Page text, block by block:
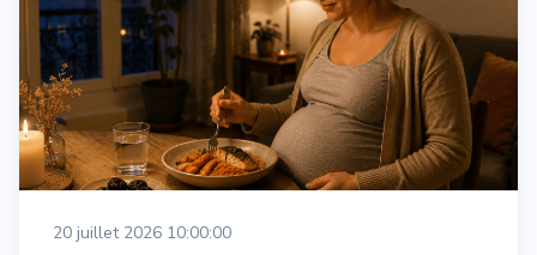
20 juillet 2026 10:00:00